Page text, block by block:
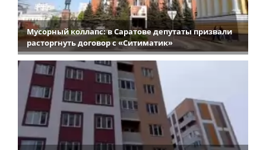
Мусорный коллапс: в Саратове депутаты призвали
расторгнуть договор с «Ситиматик»